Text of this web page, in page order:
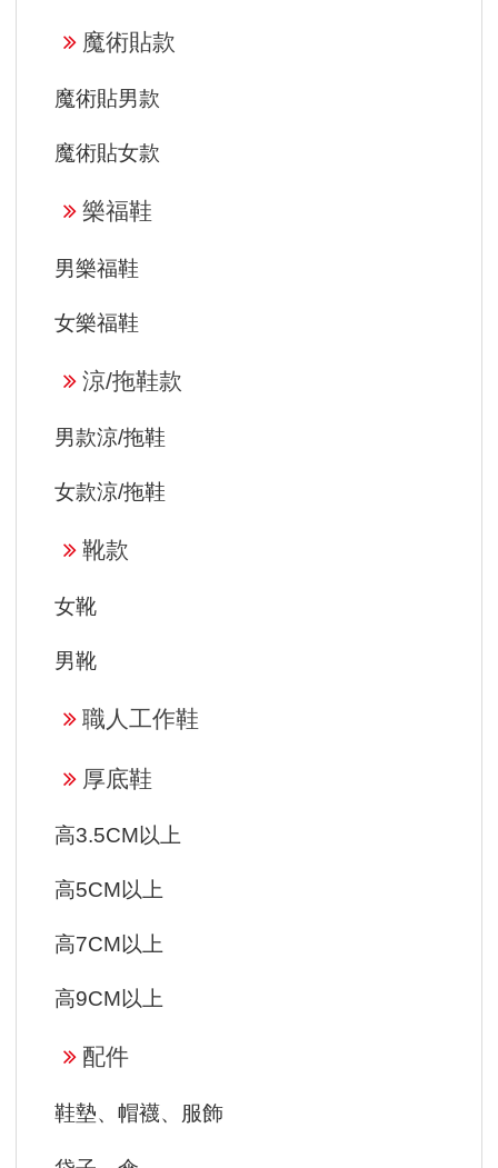
魔術貼款
魔術貼男款
魔術貼女款
樂福鞋
男樂福鞋
女樂福鞋
涼/拖鞋款
男款涼/拖鞋
女款涼/拖鞋
靴款
女靴
男靴
職人工作鞋
厚底鞋
高3.5CM以上
高5CM以上
高7CM以上
高9CM以上
配件
鞋墊、帽襪、服飾